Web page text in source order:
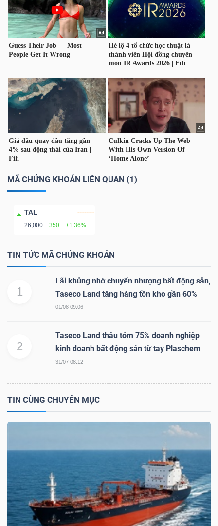
MÃ CHỨNG KHOÁN LIÊN QUAN (1)
TAL
26,000 350 +1.36%
TIN TỨC MÃ CHỨNG KHOÁN
1
Lãi khủng nhờ chuyển nhượng bất động sản,
Taseco Land tăng hàng tồn kho gần 60%
01/08 09:06
2
Taseco Land thâu tóm 75% doanh nghiệp
kinh doanh bất động sản từ tay Plaschem
31/07 08:12
TIN CÙNG CHUYÊN MỤC
TƯ
TRUY
DỮ
LIỆU
(-)
VS-
LƯỢNG
LIỆU
CÔNG
TIÊU
DÙNG
KHÔNG
THIẾT